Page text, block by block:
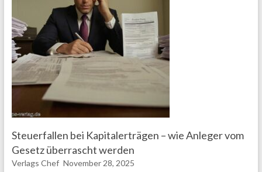
Steuerfallen bei Kapitalerträgen – wie Anleger vom
Gesetz überrascht werden
Verlags Chef November 28, 2025